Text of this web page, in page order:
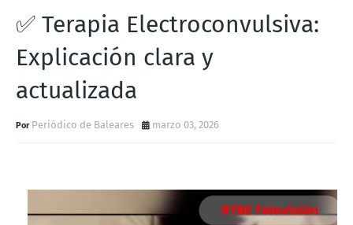
✅ Terapia Electroconvulsiva:
Explicación clara y
actualizada
Periódico de Baleares marzo 03, 2026